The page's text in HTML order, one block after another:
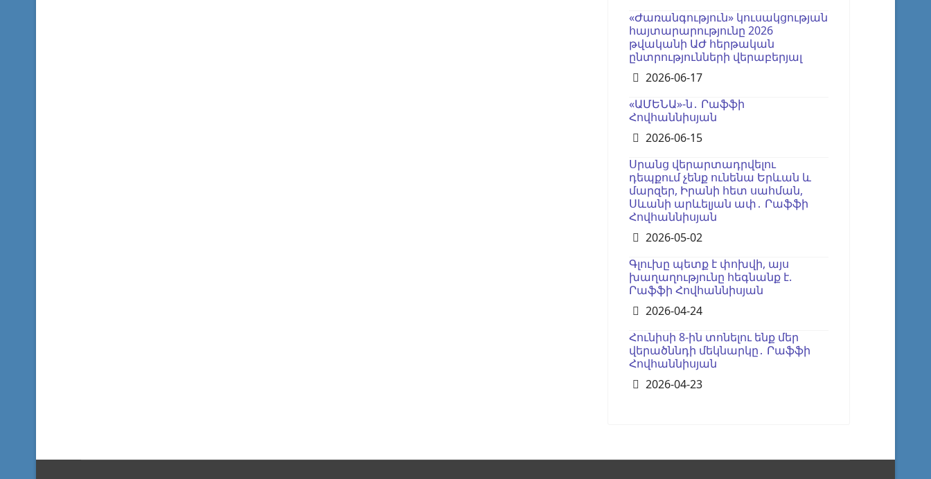
«Ժառանգություն» կուսակցության
հայտարարությունը 2026
թվականի ԱԺ հերթական
ընտրությունների վերաբերյալ
Details
2026-06-17
«ԱՄԵՆԱ»-ն․ Րաֆֆի
Հովհաննիսյան
Details
2026-06-15
Սրանց վերարտադրվելու
դեպքում չենք ունենա Երևան և
մարզեր, Իրանի հետ սահման,
Սևանի արևելյան ափ․ Րաֆֆի
Հովհաննիսյան
Details
2026-05-02
Գլուխը պետք է փոխվի, այս
խաղաղությունը հեգնանք է.
Րաֆֆի Հովհաննիսյան
Details
2026-04-24
Հունիսի 8-ին տոնելու ենք մեր
վերածննդի մեկնարկը․ Րաֆֆի
Հովհաննիսյան
Details
2026-04-23